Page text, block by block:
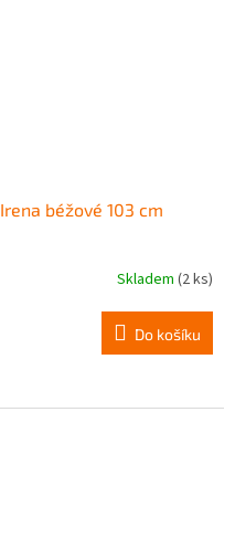
béžové 103 cm
Skladem (2 ks)
Do košíku